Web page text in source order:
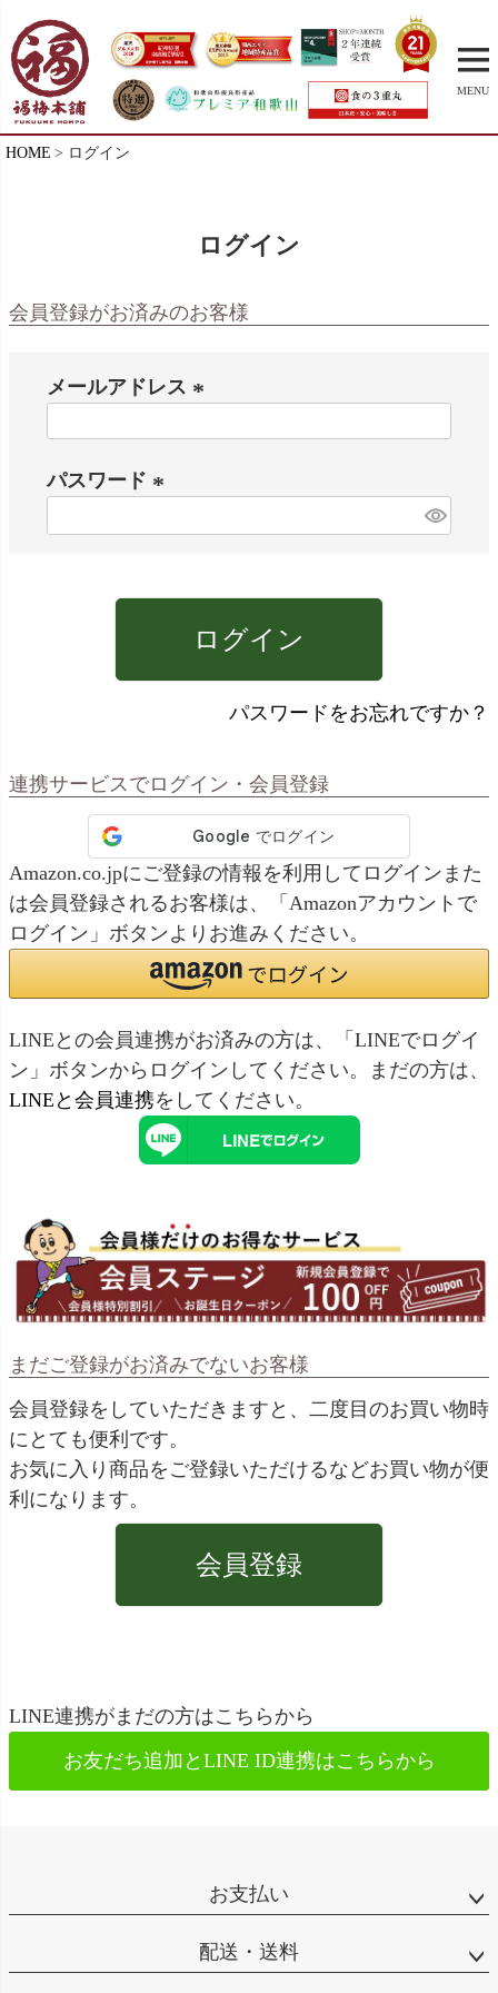
MENU
HOME ログイン
ログイン
会員登録がお済みのお客様
メールアドレス
パスワード
ログイン
パスワードをお忘れですか？
連携サービスでログイン・会員登録
Amazon.co.jpにご登録の情報を利用してログインまた
は会員登録されるお客様は、「Amazonアカウントで
ログイン」ボタンよりお進みください。
LINEとの会員連携がお済みの方は、「LINEでログイ
ン」ボタンからログインしてください。まだの方は、
LINEと会員連携をしてください。
まだご登録がお済みでないお客様
会員登録をしていただきますと、二度目のお買い物時
にとても便利です。
お気に入り商品をご登録いただけるなどお買い物が便
利になります。
会員登録
LINE連携がまだの方はこちらから
お友だち追加とLINE ID連携はこちらから
お支払い
配送・送料